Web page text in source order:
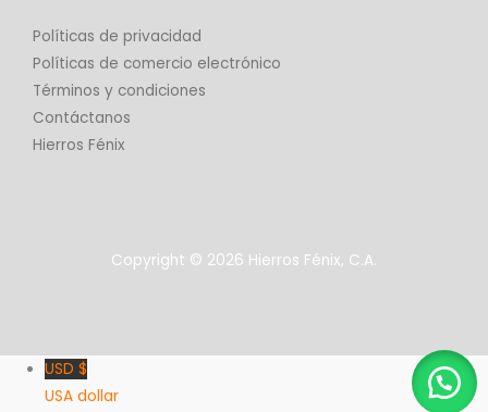
Políticas de privacidad
Políticas de comercio electrónico
Términos y condiciones
Contáctanos
Hierros Fénix
Copyright © 2026 Hierros Fénix, C.A.
USD $
USA dollar